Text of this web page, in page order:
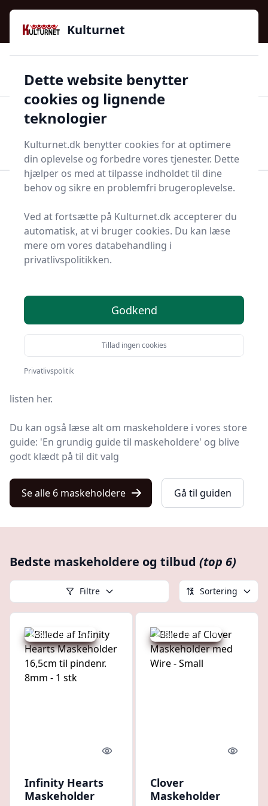
Kulturnet - Alt Det Gode I Livet | Din Kulturguide Siden
2016
97 kategorier 👍Kun godkendte butikker
Start søgning
Bolig og indretning
Køkken og spisestue
Bedste maskeholdere
og tilbud - top 6
Kulturnet er stedet at finde maskeholdere. Vi har
samlet 6 top-produkter, så du hurtigt kan vælge det
bedste.
Leder du efter et godt maskeholder tilbud? Vil du have
gratis fragt? Eller har du allerede en bestemt model i
listen her.
Du kan også læse alt om maskeholdere i vores store
guide: 'En grundig guide til maskeholdere' og blive
godt klædt på til dit valg
Se alle 6 maskeholdere Gå til guiden
Bedste maskeholdere og tilbud (top 6)
Filtre Sortering
Udsalg - spar 45 %
Quick look
Infinity Hearts
Maskeholder
Udsalg - spar 15 %
Quick
Clover
Maskeholder
Kulturnet
Dette website benytter
cookies og lignende
teknologier
Kulturnet.dk benytter cookies for at optimere
din oplevelse og forbedre vores tjenester. Dette
hjælper os med at tilpasse indholdet til dine
behov og sikre en problemfri brugeroplevelse.
Ved at fortsætte på Kulturnet.dk accepterer du
automatisk, at vi bruger cookies. Du kan læse
mere om vores databehandling i
privatlivspolitikken.
Godkend
Tillad ingen cookies
Privatlivspolitik